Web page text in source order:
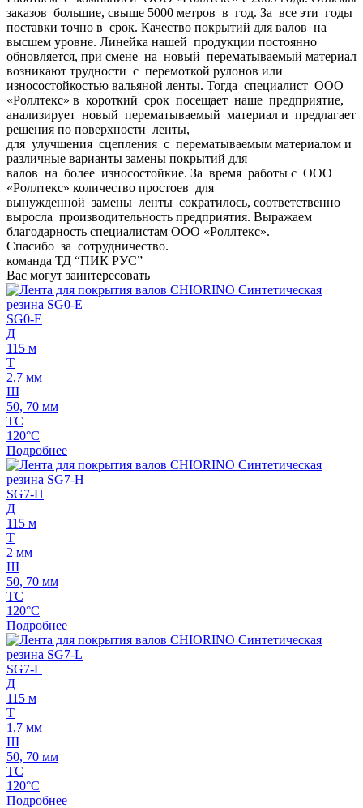
заказов большие, свыше 5000 метров в год. За все эти годы
поставки точно в срок. Качество покрытий для валов на
высшем уровне. Линейка нашей продукции постоянно
обновляется, при смене на новый перематываемый материал
возникают трудности с перемоткой рулонов или
износостойкостью вальяной ленты. Тогда специалист ООО
«Роллтекс» в короткий срок посещает наше предприятие,
анализирует новый перематываемый материал и предлагает
решения по поверхности ленты,
для улучшения сцепления с перематываемым материалом и
различные варианты замены покрытий для
валов на более износостойкие. За время работы с ООО
«Роллтекс» количество простоев для
вынужденной замены ленты сократилось, соответственно
выросла производительность предприятия. Выражаем
благодарность специалистам ООО «Роллтекс».
Спасибо за сотрудничество.
команда ТД “ПИК РУС”
Вас могут заинтересовать
SG0-E
Д
115 м
Т
2,7 мм
Ш
50, 70 мм
ТС
120°C
Подробнее
SG7-H
Д
115 м
Т
2 мм
Ш
50, 70 мм
ТС
120°C
Подробнее
SG7-L
Д
115 м
Т
1,7 мм
Ш
50, 70 мм
ТС
120°C
Подробнее